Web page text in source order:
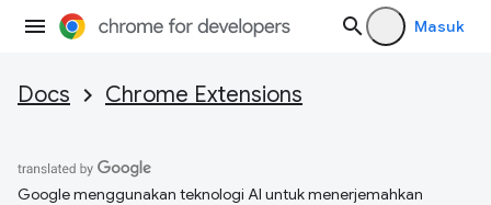
Masuk
Docs Chrome Extensions
Google menggunakan teknologi AI untuk menerjemahkan